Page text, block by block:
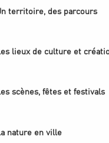
territoire, des parcours
lieux de culture et
scènes, fêtes et festivals
nature en ville
du bon côté !